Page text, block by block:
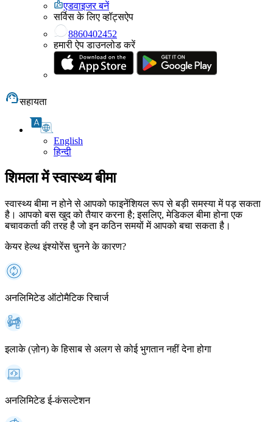
एडवाइजर बनें
सर्विस के लिए व्हॉट्सऐप
8860402452
हमारी ऐप डाउनलोड करें
सहायता
English
हिन्दी
शिमला में स्वास्थ्य बीमा
स्वास्थ्य बीमा न होने से आपको फाइनेंशियल रूप से बड़ी समस्या में पड़ सकता
है। आपको बस खुद को तैयार करना है; इसलिए, मेडिकल बीमा होना एक
बचावकर्ता की तरह है जो इन कठिन समयों में आपको बचा सकता है।
केयर हेल्थ इंश्योरेंस चुनने के कारण?
अनलिमिटेड ऑटोमैटिक रिचार्ज
इलाके (ज़ोन) के हिसाब से अलग से कोई भुगतान नहीं देना होगा
अनलिमिटेड ई-कंसल्टेशन